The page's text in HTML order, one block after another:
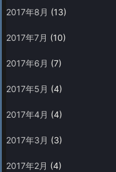
2017年8月 (13)
2017年7月 (10)
2017年6月 (7)
2017年5月 (4)
2017年4月 (4)
2017年3月 (3)
2017年2月 (4)